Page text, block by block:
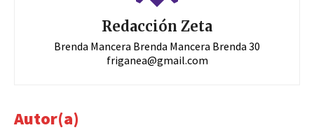
Redacción Zeta
Brenda Mancera Brenda Mancera Brenda 30
friganea@gmail.com
Autor(a)